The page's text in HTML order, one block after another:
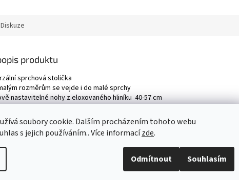
soubory cookie. Dalším procházením tohoto webu
s jejich používáním.. Více informacízde.
Odmítnout Souhlasím
Diskuze
produktu
sprchová stolička
rozměrům se vejde i do malé sprchy
nastavitelné nohy z eloxovaného hliníku 40-57 cm
snadno se čistí
136 kg
umožňuje lidem s omezenou pohyblivostí udržovat každodenní osobní
si zachovat značnou míru nezávislosti. Toto vybavení výrazně snižuje